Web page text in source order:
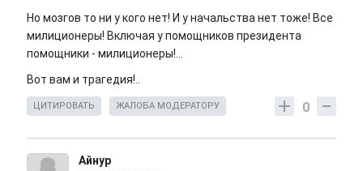
Но мозгов то ни у кого нет! И у начальства нет тоже! Все
милиционеры! Включая у помощников президента
помощники - милиционеры!...
Вот вам и трагедия!..
0
ЦИТИРОВАТЬ ЖАЛОБА МОДЕРАТОРУ
Айнур